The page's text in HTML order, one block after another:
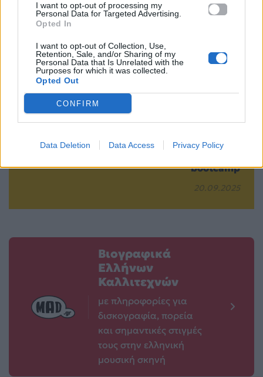
I want to opt-out of processing my
Personal Data for Targeted Advertising.
Opted In
I want to opt-out of Collection, Use,
Retention, Sale, and/or Sharing of my
Personal Data that Is Unrelated with the
Purposes for which it was collected.
Opted Out
CONFIRM
Data Deletion Data Access Privacy Policy
ΗΘΕ 2025: Όλα τα
fashion looks που
είδαμε πάνω στο
Το GNTM έκανε
αλλαγές και οι
πέρασαν στο
bootcamp
20.09.2025
Βιογραφικά
Ελλήνων
Καλλιτεχνών
με πληροφορίες για
δισκογραφία, πορεία
και σημαντικές στιγμές
τους στην ελληνική
μουσική σκηνή